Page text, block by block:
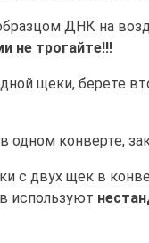
ДНК на
не трогайте!!!
щеки, берете
одном конверте,
с двух щек в
используют